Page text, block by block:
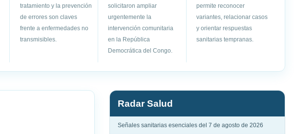
tratamiento y la prevención
de errores son claves
frente a enfermedades no
transmisibles.
solicitaron ampliar
urgentemente la
intervención comunitaria
en la República
Democrática del Congo.
permite reconocer
variantes, relacionar casos
y orientar respuestas
sanitarias tempranas.
Radar Salud
Señales sanitarias esenciales del 7 de agosto de 2026